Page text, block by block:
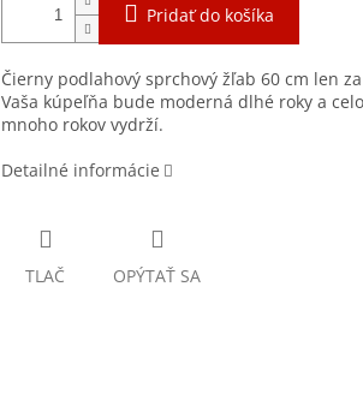
Pridať do košíka
Čierny podlahový sprchový žľab 60 cm len
Vaša kúpeľňa bude moderná dlhé roky a
mnoho rokov vydrží.
Detailné informácie
TLAČ OPÝTAŤ SA